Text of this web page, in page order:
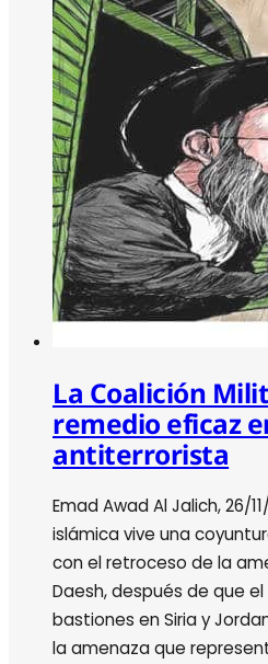
La Coalición
remedio eficaz
antiterrorista
Emad Awad Al Jalich, 26/
islámica vive una
con el retroceso de la
Daesh, después de que
bastiones en Siria y
la amenaza que